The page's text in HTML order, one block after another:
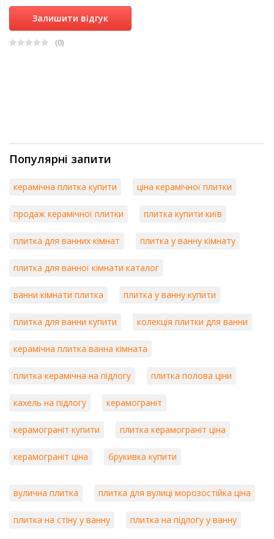
(0)
Залишити відгук
Популярні запити
керамічна плитка купити ціна керамічної плитки
продаж керамічної плитки плитка купити київ
плитка для ванних кімнат плитка у ванну кімнату
плитка для ванної кімнати каталог
ванни кімнати плитка плитка у ванну купити
плитка для ванни купити колекція плитки для ванни
керамічна плитка ванна кімната
плитка керамічна на підлогу плитка полова ціни
кахель на підлогу керамограніт
керамограніт купити плитка керамограніт ціна
керамограніт ціна брукивка купити
вулична плитка плитка для вулиці морозостійка ціна
плитка на стіну у ванну плитка на підлогу у ванну